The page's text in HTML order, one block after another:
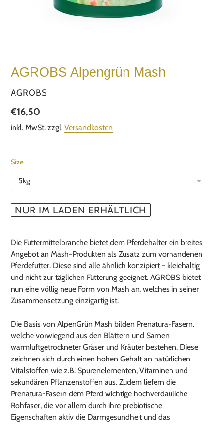
AGROBS Alpengrün Mash
VERKÄUFER
AGROBS
Normaler
Preis
€16,50
inkl. MwSt. zzgl. Versandkosten
Size
NUR IM LADEN ERHÄLTLICH
wird
zum
Warenkorb
hinzugefügt
Die Futtermittelbranche bietet dem Pferdehalter ein breites
Angebot an Mash-Produkten als Zusatz zum vorhandenen
Pferdefutter. Diese sind alle ähnlich konzipiert - kleiehaltig
und nicht zur täglichen Fütterung geeignet. AGROBS bietet
nun eine völlig neue Form von Mash an, welches in seiner
Zusammensetzung einzigartig ist.
Die Basis von AlpenGrün Mash bilden Prenatura-Fasern,
welche vorwiegend aus den Blättern und Samen
warmluftgetrockneter Gräser und Kräuter bestehen. Diese
zeichnen sich durch einen hohen Gehalt an natürlichen
Vitalstoffen wie z.B. Spurenelementen, Vitaminen und
sekundären Pflanzenstoffen aus. Zudem liefern die
Prenatura-Fasern dem Pferd wichtige hochverdauliche
Rohfaser, die vor allem durch ihre prebiotische
Eigenschaften aktiv die Darmgesundheit und das